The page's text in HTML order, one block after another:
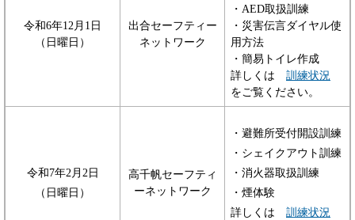
令和6年12月1日
（日曜日）
出合セーフティー
ネットワーク
・AED取扱訓練
・災害伝言ダイヤル使
用方法
・簡易トイレ作成
詳しくは 訓練状況
をご覧ください。
令和7年2月2日
（日曜日）
高千帆セーフティ
ーネットワーク
・避難所受付開設訓練
・シェイクアウト訓練
・消火器取扱訓練
・煙体験
詳しくは 訓練状況